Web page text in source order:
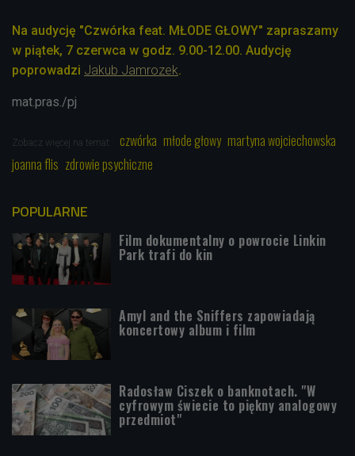
Na audycję "Czwórka feat. MŁODE GŁOWY" zapraszamy
w piątek, 7 czerwca w godz. 9.00-12.00. Audycję
poprowadzi Jakub Jamrozek.
mat.pras./pj
Zobacz więcej na temat: czwórka młode głowy martyna wojciechowska
joanna flis zdrowie psychiczne
POPULARNE
Film dokumentalny o powrocie Linkin
Park trafi do kin
Amyl and the Sniffers zapowiadają
koncertowy album i film
Radosław Ciszek o banknotach. "W
cyfrowym świecie to piękny analogowy
przedmiot"